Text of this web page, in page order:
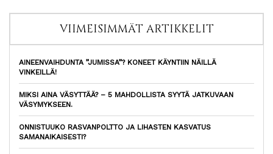
VIIMEISIMMÄT ARTIKKELIT
AINEENVAIHDUNTA ”JUMISSA”? KONEET KÄYNTIIN NÄILLÄ
VINKEILLÄ!
MIKSI AINA VÄSYTTÄÄ? – 5 MAHDOLLISTA SYYTÄ JATKUVAAN
VÄSYMYKSEEN.
ONNISTUUKO RASVANPOLTTO JA LIHASTEN KASVATUS
SAMANAIKAISESTI?